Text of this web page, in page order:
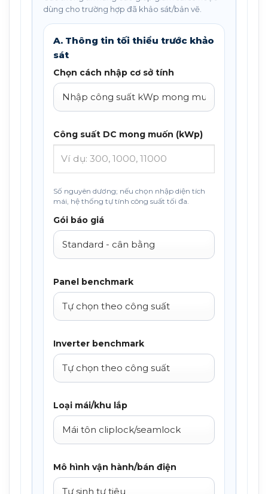
dùng cho trường hợp đã khảo sát/bản vẽ.
A. Thông tin tối thiểu trước khảo
sát
Chọn cách nhập cơ sở tính
Công suất DC mong muốn (kWp)
Số nguyên dương; nếu chọn nhập diện tích
mái, hệ thống tự tính công suất tối đa.
Gói báo giá
Panel benchmark
Inverter benchmark
Loại mái/khu lắp
Mô hình vận hành/bán điện